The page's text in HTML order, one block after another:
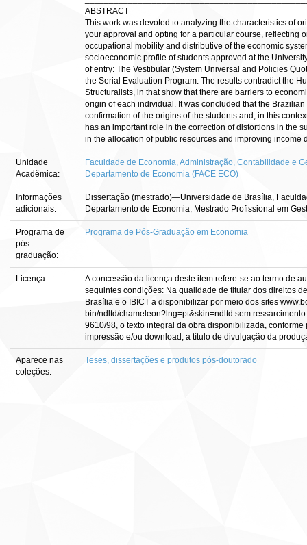
ABSTRACT
This work was devoted to analyzing the characteristics of
your approval and opting for a particular course, reflecting
occupational mobility and distributive of the economic
socioeconomic profile of students approved at the
of entry: The Vestibular (System Universal and Policies
the Serial Evaluation Program. The results contradict the
Structuralists, in that show that there are barriers to
origin of each individual. It was concluded that the
confirmation of the origins of the students and, in this
has an important role in the correction of distortions in the
in the allocation of public resources and improving income
Unidade
Acadêmica:
Faculdade de Economia, Administração, Contabilidade e
Departamento de Economia (FACE ECO)
Informações
adicionais:
Dissertação (mestrado)—Universidade de Brasília,
Departamento de Economia, Mestrado Profissional em
Programa de
pós-
graduação:
Programa de Pós-Graduação em Economia
Licença:
A concessão da licença deste item refere-se ao termo de
seguintes condições: Na qualidade de titular dos direitos
Brasília e o IBICT a disponibilizar por meio dos sites
bin/ndltd/chameleon?lng=pt&skin=ndltd sem
9610/98, o texto integral da obra disponibilizada,
impressão e/ou download, a título de divulgação da
Aparece nas
coleções:
Teses, dissertações e produtos pós-doutorado